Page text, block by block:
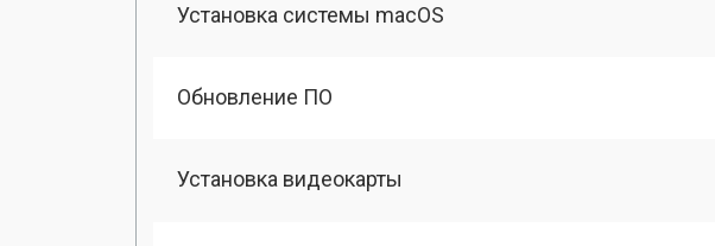
Установка системы macOS
Обновление ПО
Установка видеокарты